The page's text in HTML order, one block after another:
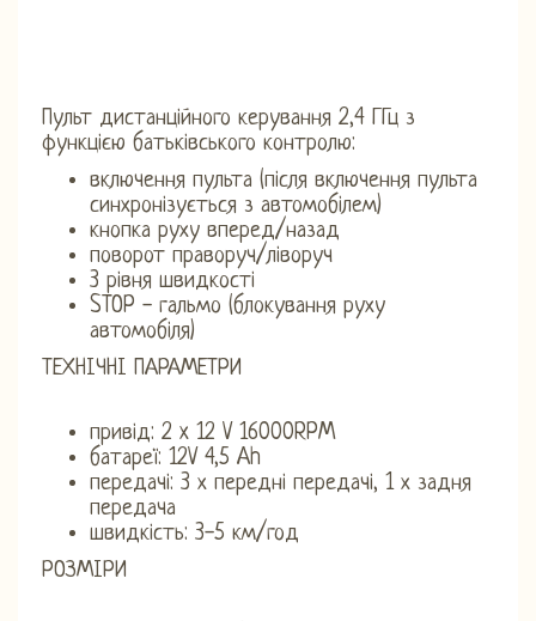
Пульт дистанційного керування 2,4 ГГц з
функцією батьківського контролю:
включення пульта (після включення пульта
синхронізується з автомобілем)
кнопка руху вперед/назад
поворот праворуч/ліворуч
3 рівня швидкості
STOP - гальмо (блокування руху
автомобіля)
ТЕХНІЧНІ ПАРАМЕТРИ
привід: 2 x 12 V 16000RPM
батареї: 12V 4,5 Ah
передачі: 3 х передні передачі, 1 х задня
передача
швидкість: 3-5 км/год
РОЗМІРИ